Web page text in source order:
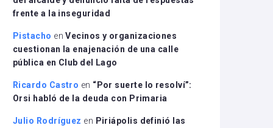
frente a la inseguridad
Pistacho enVecinos y organizaciones
cuestionan la enajenación de una calle
pública en Club del Lago
Ricardo Castro en “Por suerte lo resolví”:
Orsi habló de la deuda con Primaria
Julio Rodríguez en Piriápolis definió las